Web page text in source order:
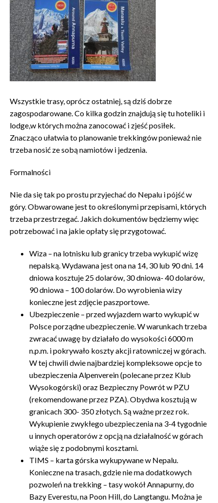
Wszystkie trasy, oprócz ostatniej, są dziś dobrze
zagospodarowane. Co kilka godzin znajdują się tu hoteliki i
lodge,w których można zanocować i zjeść posiłek.
Znacząco ułatwia to planowanie trekkingów ponieważ nie
trzeba nosić ze sobą namiotów i jedzenia.
Formalności
Nie da się tak po prostu przyjechać do Nepalu i pójść w
góry. Obwarowane jest to określonymi przepisami, których
trzeba przestrzegać. Jakich dokumentów będziemy więc
potrzebować i na jakie opłaty się przygotować.
Wiza – na lotnisku lub granicy trzeba wykupić wizę
nepalską. Wydawana jest ona na 14, 30 lub 90 dni. 14
dniowa kosztuje 25 dolarów, 30 dniowa- 40 dolarów,
90 dniowa – 100 dolarów. Do wyrobienia wizy
konieczne jest zdjęcie paszportowe.
Ubezpieczenie – przed wyjazdem warto wykupić w
Polsce porządne ubezpieczenie. W warunkach trzeba
zwracać uwagę by działało do wysokości 6000 m
n.p.m. i pokrywało koszty akcji ratowniczej w górach.
W tej chwili dwie najbardziej kompleksowe opcje to
ubezpieczenia Alpenverein (polecane przez Klub
Wysokogórski) oraz Bezpieczny Powrót w PZU
(rekomendowane przez PZA). Obydwa kosztują w
granicach 300- 350 złotych. Są ważne przez rok.
Wykupienie zwykłego ubezpieczenia na 3-4 tygodnie
u innych operatorów z opcją na działalność w górach
wiąże się z podobnymi kosztami.
TIMS – karta górska wykupywane w Nepalu.
Konieczne na trasach, gdzie nie ma dodatkowych
pozwoleń na trekking – tasy wokół Annapurny, do
Bazy Everestu, na Poon Hill, do Langtangu. Można je